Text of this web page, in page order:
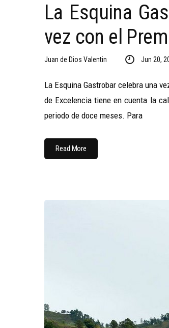
La Esquina
vez con el
Juan de Dios Valentin Jun 20,
La Esquina Gastrobar celebra una
de Excelencia tiene en cuenta la
periodo de doce meses. Para
Read More